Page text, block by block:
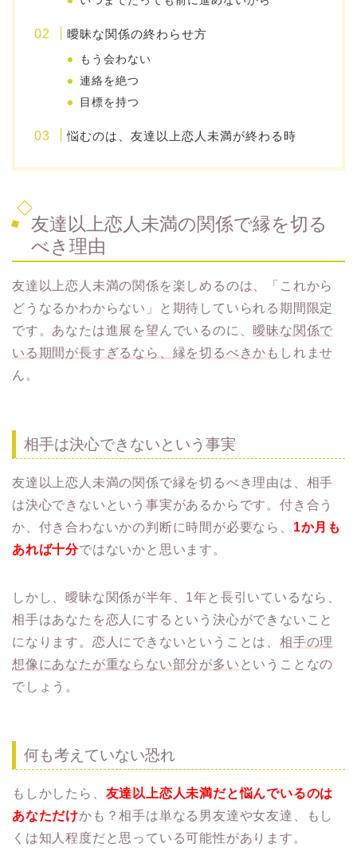
曖昧な関係の終わらせ方
もう会わない
連絡を絶つ
目標を持つ
悩むのは、友達以上恋人未満が終わる時
友達以上恋人未満の関係で縁を切る
べき理由
友達以上恋人未満の関係を楽しめるのは、「これから
どうなるかわからない」と期待していられる期間限定
です。あなたは進展を望んでいるのに、 曖昧な関係で
いる期間が長すぎるなら、縁を切るべきかも しれませ
ん。
相手は決心できないという事実
友達以上恋人未満の関係で縁を切るべき理由は、相手
は決心できないという事実があるからです。付き合う
か、付き合わないかの判断に時間が必要なら、 1か月も
あれば十分ではないかと思います。
しかし、曖昧な関係が半年、1年と長引いているなら、
相手はあなたを恋人にするという決心ができないこと
になります。恋人にできないということは、 相手の理
想像にあなたが重ならない部分が多い ということなの
でしょう。
何も考えていない恐れ
もしかしたら、 友達以上恋人未満だと悩んでいるのは
あなただけかも？相手は単なる男友達や女友達、もし
くは知人程度だと思っている可能性があります。